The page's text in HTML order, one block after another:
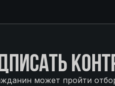
может пройти